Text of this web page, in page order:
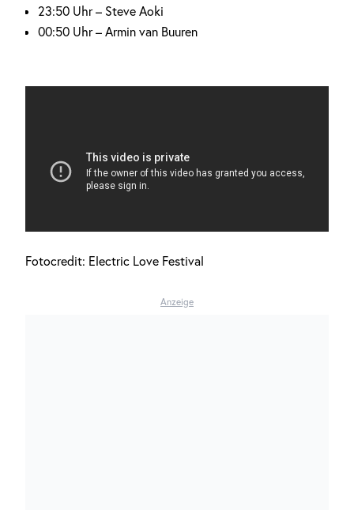
23:50 Uhr – Steve Aoki
00:50 Uhr – Armin van Buuren
Fotocredit: Electric Love Festival
Anzeige